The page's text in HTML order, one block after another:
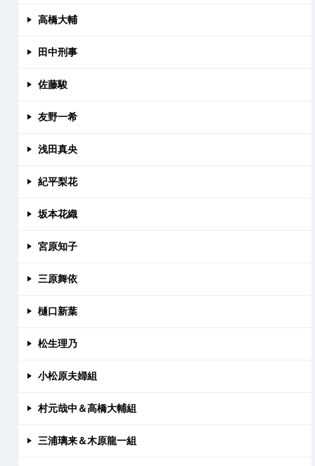
高橋大輔
田中刑事
佐藤駿
友野一希
浅田真央
紀平梨花
坂本花織
宮原知子
三原舞依
樋口新葉
松生理乃
小松原夫婦組
村元哉中＆高橋大輔組
三浦璃来＆木原龍一組